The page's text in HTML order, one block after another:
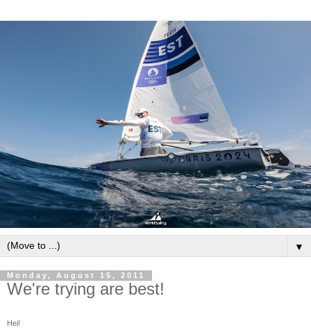
▼
Monday, August 15, 2011
We're trying are best!
Hei!